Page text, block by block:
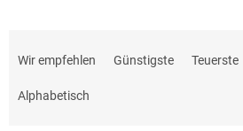
d
Wir empfehlen Günstigste Teuerste
Alphabetisch